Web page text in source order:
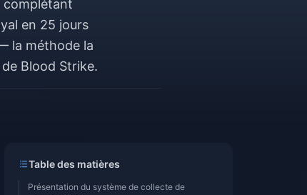
complétant
en 25 jours
la méthode la
Blood Strike.
Table des matières
Présentation du système de collecte de